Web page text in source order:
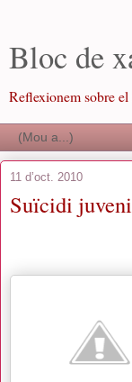
Bloc de
Reflexionem sobre
11 d’oct. 2010
Suïcidi